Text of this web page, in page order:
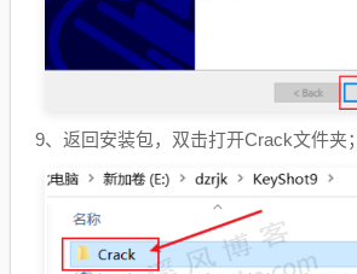
9、返回安装包，双击打开Crack文件夹；